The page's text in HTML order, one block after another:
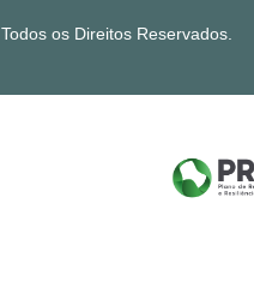
Todos os Direitos Reservados.